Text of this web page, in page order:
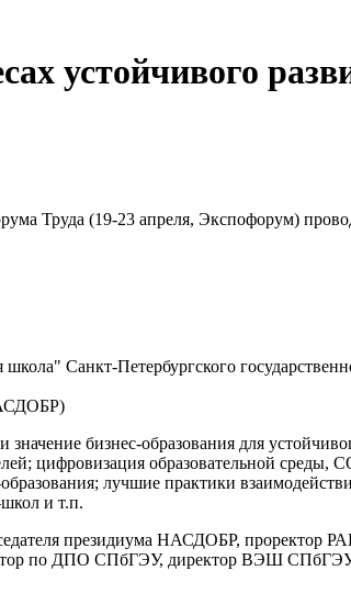
устойчивого
Труда (19-23 апреля, Экспофорум)
Санкт-Петербургского
бизнес-образования для
образовательной среды,
лучшие практики
и т.п.
президиума НАСДОБР, проректор
по ДПО СПбГЭУ, директор ВЭШ